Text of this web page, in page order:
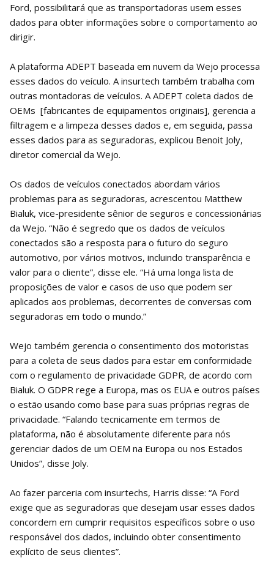
Ford, possibilitará que as transportadoras usem esses
dados para obter informações sobre o comportamento ao
dirigir.
A plataforma ADEPT baseada em nuvem da Wejo processa
esses dados do veículo. A insurtech também trabalha com
outras montadoras de veículos. A ADEPT coleta dados de
OEMs [fabricantes de equipamentos originais], gerencia a
filtragem e a limpeza desses dados e, em seguida, passa
esses dados para as seguradoras, explicou Benoit Joly,
diretor comercial da Wejo.
Os dados de veículos conectados abordam vários
problemas para as seguradoras, acrescentou Matthew
Bialuk, vice-presidente sênior de seguros e concessionárias
da Wejo. “Não é segredo que os dados de veículos
conectados são a resposta para o futuro do seguro
automotivo, por vários motivos, incluindo transparência e
valor para o cliente”, disse ele. “Há uma longa lista de
proposições de valor e casos de uso que podem ser
aplicados aos problemas, decorrentes de conversas com
seguradoras em todo o mundo.”
Wejo também gerencia o consentimento dos motoristas
para a coleta de seus dados para estar em conformidade
com o regulamento de privacidade GDPR, de acordo com
Bialuk. O GDPR rege a Europa, mas os EUA e outros países
o estão usando como base para suas próprias regras de
privacidade. “Falando tecnicamente em termos de
plataforma, não é absolutamente diferente para nós
gerenciar dados de um OEM na Europa ou nos Estados
Unidos”, disse Joly.
Ao fazer parceria com insurtechs, Harris disse: “A Ford
exige que as seguradoras que desejam usar esses dados
concordem em cumprir requisitos específicos sobre o uso
responsável dos dados, incluindo obter consentimento
explícito de seus clientes”.